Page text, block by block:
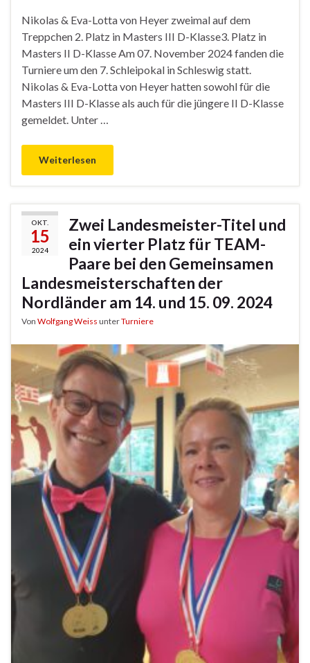
Nikolas & Eva-Lotta von Heyer zweimal auf dem
Treppchen 2. Platz in Masters III D-Klasse3. Platz in
Masters II D-Klasse Am 07. November 2024 fanden die
Turniere um den 7. Schleipokal in Schleswig statt.
Nikolas & Eva-Lotta von Heyer hatten sowohl für die
Masters III D-Klasse als auch für die jüngere II D-Klasse
gemeldet. Unter …
Weiterlesen
OKT.
15
2024
Zwei Landesmeister-Titel und
ein vierter Platz für TEAM-
Paare bei den Gemeinsamen
Landesmeisterschaften der
Nordländer am 14. und 15. 09. 2024
Von Wolfgang Weiss unterTurniere